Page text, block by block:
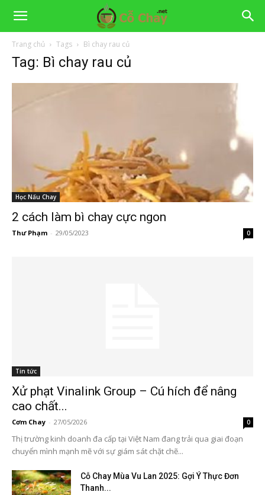
Trang chủ Tags Bì chay rau củ
Tag: Bì chay rau củ
Học Nấu Chay
2 cách làm bì chay cực ngon
Thư Phạm - 29/05/2023 0
Tin tức
Xử phạt Vinalink Group – Cú hích để nâng
cao chất...
Cơm Chay - 27/05/2026 0
Thị trường kinh doanh đa cấp tại Việt Nam đang trải qua giai đoạn
chuyển mình mạnh mẽ với sự giám sát chặt chẽ...
Cỗ Chay Mùa Vu Lan 2025: Gợi Ý Thực Đơn
Thanh...